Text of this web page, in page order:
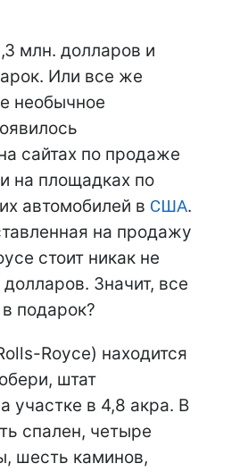
млн. долларов и
Или все же
необычное
сайтах по продаже
на площадках по
автомобилей в США.
на продажу
стоит никак не
Значит, все
подарок?
Royce) находится
штат
участке в 4,8 акра. В
спален, четыре
шесть каминов,